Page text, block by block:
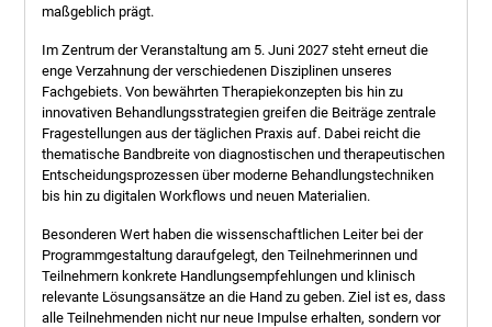
maßgeblich prägt.
Im Zentrum der Veranstaltung am 5. Juni 2027 steht erneut die
enge Verzahnung der verschiedenen Disziplinen unseres
Fachgebiets. Von bewährten Therapiekonzepten bis hin zu
innovativen Behandlungsstrategien greifen die Beiträge zentrale
Fragestellungen aus der täglichen Praxis auf. Dabei reicht die
thematische Bandbreite von diagnostischen und therapeutischen
Entscheidungsprozessen über moderne Behandlungstechniken
bis hin zu digitalen Workflows und neuen Materialien.
Besonderen Wert haben die wissenschaftlichen Leiter bei der
Programmgestaltung daraufgelegt, den Teilnehmerinnen und
Teilnehmern konkrete Handlungsempfehlungen und klinisch
relevante Lösungsansätze an die Hand zu geben. Ziel ist es, dass
alle Teilnehmenden nicht nur neue Impulse erhalten, sondern vor